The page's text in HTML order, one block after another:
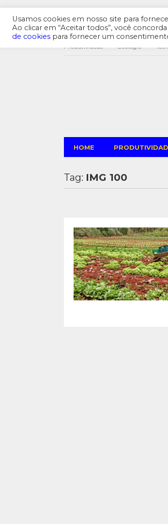
Produtividade Ecologia
HOME
Tag: IMG 100
Usamos cookies em nosso site para
Ao clicar em “Aceitar todos”, você
de cookies para fornecer um